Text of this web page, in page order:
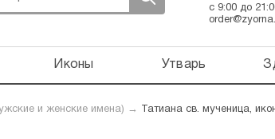
с 9:00 до
Иконы Утварь
и женские имена) → Татиана св. мученица,